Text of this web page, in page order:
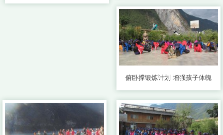
俯卧撑锻炼计划 增强孩子体魄